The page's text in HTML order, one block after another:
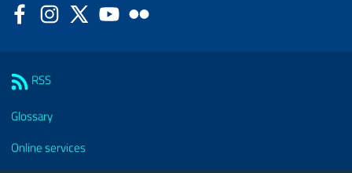
FacebookInstagram
Twitter YouTube
RSS
Glossary
Online services